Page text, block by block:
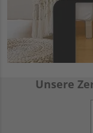
Unsere